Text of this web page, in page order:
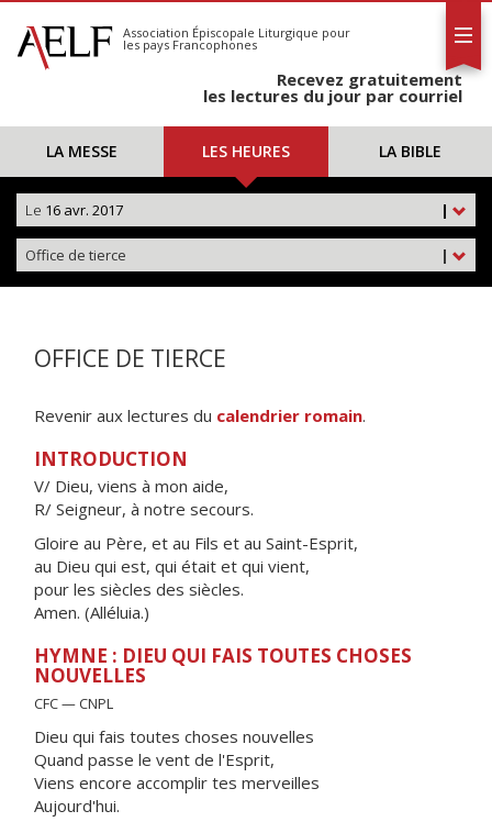
S'abonner
Calendrier
Association Épiscopale Liturgique pour
les pays Francophones
Recevez gratuitement
les lectures du jour par courriel
LA MESSE LES HEURES LA BIBLE
|
Le 16 avr. 2017
|
Office de tierce
OFFICE DE TIERCE
Revenir aux lectures du calendrier romain.
INTRODUCTION
V/ Dieu, viens à mon aide,
R/ Seigneur, à notre secours.
Gloire au Père, et au Fils et au Saint-Esprit,
au Dieu qui est, qui était et qui vient,
pour les siècles des siècles.
Amen. (Alléluia.)
HYMNE : DIEU QUI FAIS TOUTES CHOSES
NOUVELLES
CFC — CNPL
Dieu qui fais toutes choses nouvelles
Quand passe le vent de l'Esprit,
Viens encore accomplir tes merveilles
Aujourd'hui.